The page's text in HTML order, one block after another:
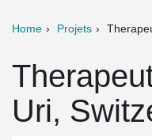
Home Projets
Uri,